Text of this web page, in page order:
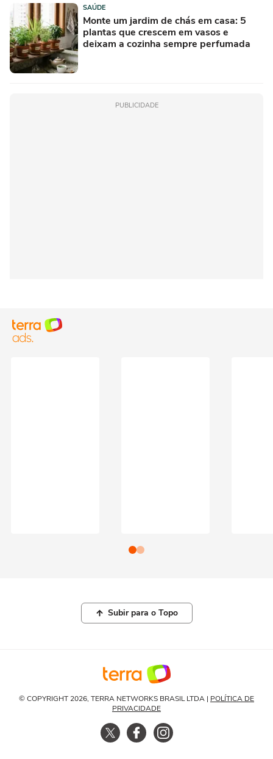
SAÚDE
Monte um jardim de chás em casa: 5
plantas que crescem em vasos e
deixam a cozinha sempre perfumada
PUBLICIDADE
Subir para o Topo
© COPYRIGHT 2026, TERRA NETWORKS BRASIL LTDA | POLÍTICA DE
PRIVACIDADE